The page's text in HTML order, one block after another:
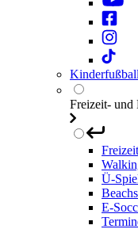
Kinderfußball
Freizeit- und
Ü-
E-